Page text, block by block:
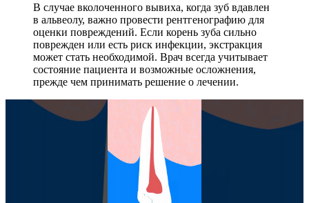
В случае вколоченного вывиха, когда зуб вдавлен
в альвеолу, важно провести рентгенографию для
оценки повреждений. Если корень зуба сильно
поврежден или есть риск инфекции, экстракция
может стать необходимой. Врач всегда учитывает
состояние пациента и возможные осложнения,
прежде чем принимать решение о лечении.